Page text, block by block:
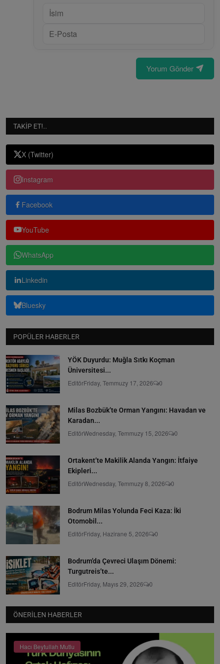
Yorum Gönder
TAKIP ET!..
X (Twitter)
Instagram
Facebook
YouTube
WhatsApp
Linkedin
Bluesky
POPÜLER HABERLER
YÖK Duyurdu: Muğla Sıtkı Koçman
Üniversitesi...
EditörFriday, Temmuzy 17, 2026 0
Milas Bozbük’te Orman Yangını: Havadan ve
Karadan...
EditörWednesday, Temmuzy 15, 2026 0
Ortakent’te Makilik Alanda Yangın: İtfaiye
Ekipleri...
EditörWednesday, Temmuzy 8, 2026 0
Bodrum Milas Yolunda Feci Kaza: İki
Otomobil...
EditörFriday, Hazirane 5, 2026 0
Bodrum’da Çevreci Ulaşım Dönemi:
Turgutreis’te...
EditörFriday, Mayıs 29, 2026 0
ÖNERILEN HABERLER
Hacı Beytullah Mutlu